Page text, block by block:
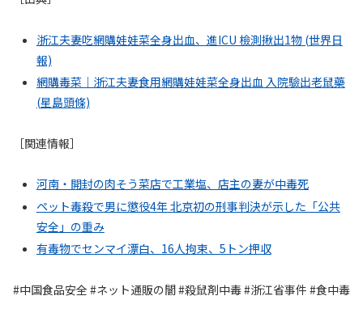
浙江夫妻吃網購娃娃菜全身出血、進ICU 檢測揪出1物 (世界日
報)
網購毒菜｜浙江夫妻食用網購娃娃菜全身出血 入院驗出老鼠藥
(星島頭條)
［関連情報］
河南・開封の肉そう菜店で工業塩、店主の妻が中毒死
ペット毒殺で男に懲役4年 北京初の刑事判決が示した「公共
安全」の重み
有毒物でセンマイ漂白、16人拘束、5トン押収
#中国食品安全 #ネット通販の闇 #殺鼠剤中毒 #浙江省事件 #食中毒